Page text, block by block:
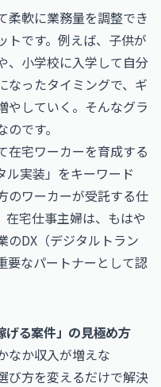
柔軟に業務量を調整でき
トです。例えば、子供が
、小学校に入学して自分
なったタイミングで、ギ
やしていく。そんなグラ
です。
在宅ワーカーを育成する
ル実装」をキーワード
のワーカーが受託する仕
宅仕事主婦は、もはや
のDX（デジタルトラン
要なパートナーとして認
げる案件」の見極め方
なか収入が増えな
方を変えるだけで解決